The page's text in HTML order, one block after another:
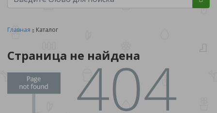
Главная Каталог
Страница не найдена